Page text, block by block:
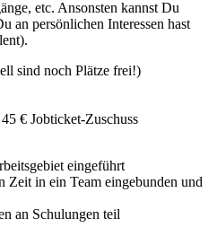
etc. Ansonsten kannst Du
an persönlichen Interessen hast
sind noch Plätze frei!)
€ Jobticket-Zuschuss
eingeführt
Zeit in ein Team eingebunden und
an Schulungen teil